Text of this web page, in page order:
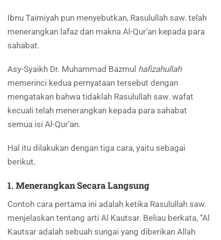
Ibnu Taimiyah pun menyebutkan, Rasulullah saw. telah
menerangkan lafaz dan makna Al-Qur’an kepada para
sahabat.
Asy-Syaikh Dr. Muhammad Bazmul hafizahullah
memerinci kedua pernyataan tersebut dengan
mengatakan bahwa tidaklah Rasulullah saw. wafat
kecuali telah menerangkan kepada para sahabat
semua isi Al-Qur’an.
Hal itu dilakukan dengan tiga cara, yaitu sebagai
berikut.
1. Menerangkan Secara Langsung
Contoh cara pertama ini adalah ketika Rasulullah saw.
menjelaskan tentang arti Al Kautsar. Beliau berkata, “Al
Kautsar adalah sebuah sungai yang diberikan Allah